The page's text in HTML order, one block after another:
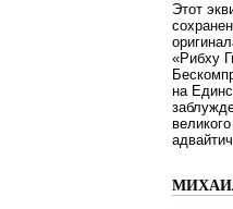
Этот
«Рибху
на